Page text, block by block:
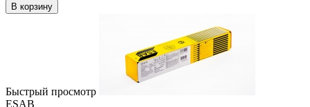
В корзину
Быстрый просмотр
ESAB